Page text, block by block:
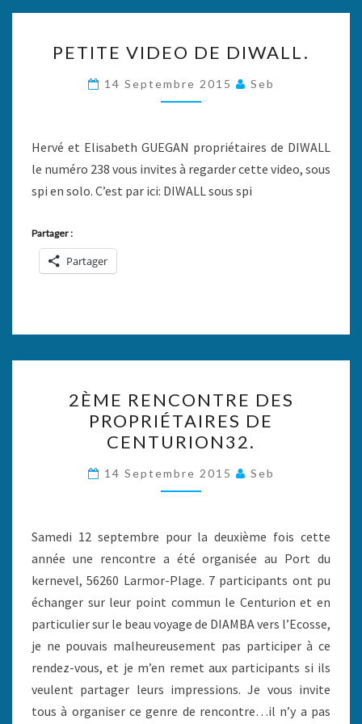
VIDEO
DE
DIWALL.
PETITE VIDEO DE DIWALL.
14 Septembre 2015 Seb
Hervé et Elisabeth GUEGAN propriétaires de DIWALL
le numéro 238 vous invites à regarder cette video, sous
spi en solo. C’est par ici: DIWALL sous spi
Partager :
Partager
RENCONTRE
DES
PROPRIÉTAIRES
DE
CENTURION32.
2ÈME RENCONTRE DES
PROPRIÉTAIRES DE
CENTURION32.
14 Septembre 2015 Seb
Samedi 12 septembre pour la deuxième fois cette
année une rencontre a été organisée au Port du
kernevel, 56260 Larmor-Plage. 7 participants ont pu
échanger sur leur point commun le Centurion et en
particulier sur le beau voyage de DIAMBA vers l’Ecosse,
je ne pouvais malheureusement pas participer à ce
rendez-vous, et je m’en remet aux participants si ils
veulent partager leurs impressions. Je vous invite
tous à organiser ce genre de rencontre…il n’y a pas